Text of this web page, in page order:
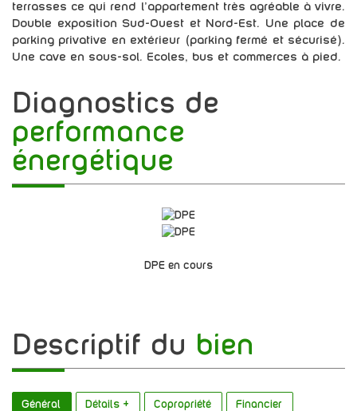
terrasses ce qui rend l'appartement très agréable à vivre.
Double exposition Sud-Ouest et Nord-Est. Une place de
parking privative en extérieur (parking fermé et sécurisé).
Une cave en sous-sol. Ecoles, bus et commerces à pied.
diagnostics de
performance
énergétique
DPE en cours
descriptif du bien
Général Détails + Copropriété Financier